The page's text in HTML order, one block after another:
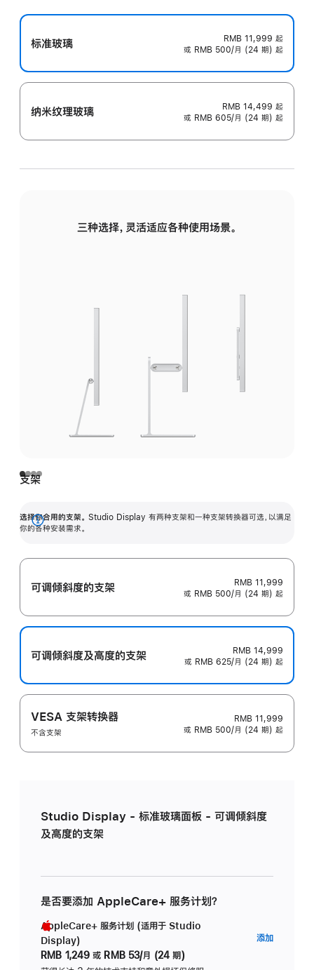
标准玻璃 RMB 11,999 起
或 RMB 500/月 (24 期) 起
纳米纹理玻璃 RMB 14,499 起
或 RMB 605/月 (24 期) 起
三种选择，灵活适应各种使用场景。
支架
选择你合用的支架。 Studio Display 有两种支架和一种支架转换器可选，以满足
你的各种安装需求。
展
可调倾斜度的支架
RMB 11,999
或 RMB 500/月 (24 期) 起
可调倾斜度及高‍度的支‍架
RMB 14,999
或 RMB 625/月 (24 期) 起
VESA 支架转换器
不含支架
RMB 11,999
或 RMB 500/月 (24 期) 起
Studio Display - 标准玻璃面板 - 可调倾斜度
及高度的支架
是否要添加 AppleCare+ 服务计划？
AppleCare+ 服务计划 (适用于 Studio
Display)
RMB 1,249 或 RMB 53/月 (24 期)
添加